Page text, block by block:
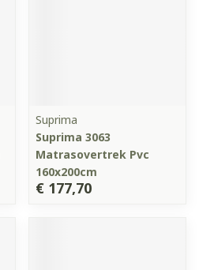
Suprima
Suprima 3063
Matrasovertrek Pvc
160x200cm
€ 177,70